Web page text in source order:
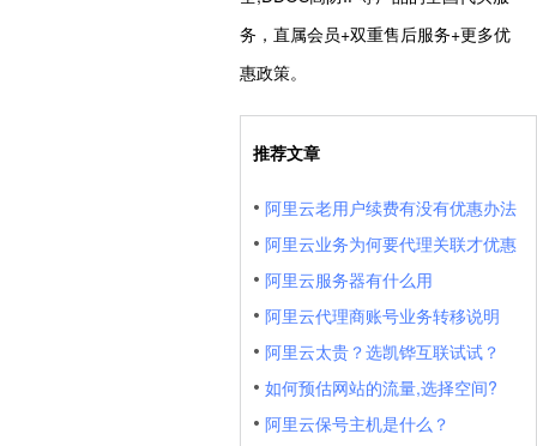
务，直属会员+双重售后服务+更多优
惠政策。
推荐文章
阿里云老用户续费有没有优惠办法
阿里云业务为何要代理关联才优惠
阿里云服务器有什么用
阿里云代理商账号业务转移说明
阿里云太贵？选凯铧互联试试？
如何预估网站的流量,选择空间?
阿里云保号主机是什么？